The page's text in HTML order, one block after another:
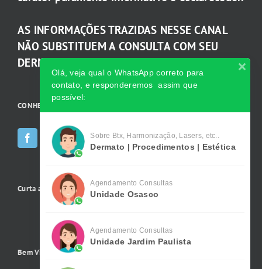
AS INFORMAÇÕES TRAZIDAS NESSE CANAL
NÃO SUBSTITUEM A CONSULTA COM SEU
DERMATOLOGISTA.
CONHEÇA AS INCRÍVEIS Redes Sociais da Clínica
Curta a gente no Facebook
Bem Vindo !
Olá, veja qual o WhatsApp correto para
contato, e responderemos assim que
possível:
Sobre Btx, Harmonização, Lasers, etc..
Dermato | Procedimentos | Estética
Agendamento Consultas
Unidade Osasco
Agendamento Consultas
Unidade Jardim Paulista